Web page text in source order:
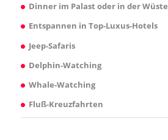
Dinner im Palast oder in der Wüste
Entspannen in Top-Luxus-Hotels
Jeep-Safaris
Delphin-Watching
Whale-Watching
Fluß-Kreuzfahrten